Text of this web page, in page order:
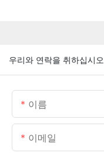
우리와 연락을 취하십시오
이름
이메일